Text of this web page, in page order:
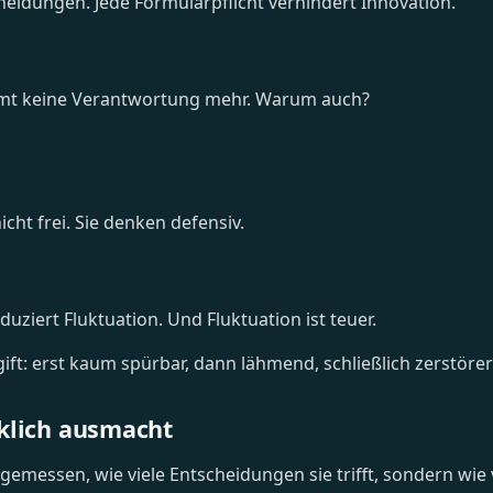
keine Verantwortung mehr. Warum auch?
frei. Sie denken defensiv.
Fluktuation. Und Fluktuation ist teuer.
erst kaum spürbar, dann lähmend, schließlich
ausmacht
wie viele Entscheidungen sie trifft, sondern